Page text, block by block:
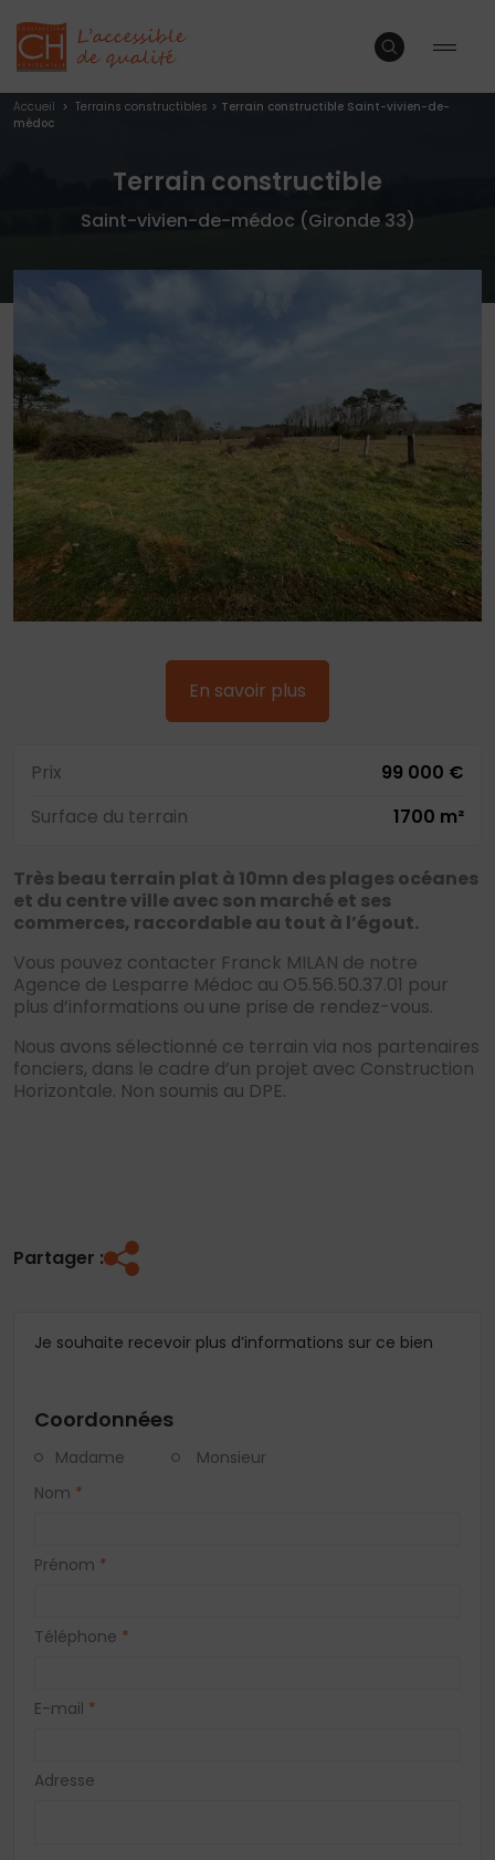
Accueil > Terrains constructibles > Terrain constructible Saint-vivien-de-
médoc
Terrain constructible
Saint-vivien-de-médoc (Gironde 33)
En savoir plus
Prix
99 000 €
Surface du terrain
1700 m²
Très beau terrain plat à 10mn des plages océanes
et du centre ville avec son marché et ses
commerces, raccordable au tout à l’égout.
Vous pouvez contacter Franck MILAN de notre
Agence de Lesparre Médoc au O5.56.50.37.01 pour
plus d’informations ou une prise de rendez-vous.
Nous avons sélectionné ce terrain via nos partenaires
fonciers, dans le cadre d’un projet avec Construction
Horizontale. Non soumis au DPE.
Partager :
Je souhaite recevoir plus d’informations sur ce bien
Coordonnées
Madame
Monsieur
Nom *
Prénom *
Téléphone *
E-mail *
Adresse